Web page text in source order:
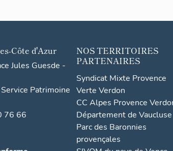
Côte d'Azur
Jules Guesde -
Patrimoine
76 66
NOS TERRITOIRES
PARTENAIRES
Syndicat Mixte Provence
Verte Verdon
CC Alpes Provence
Département de Vaucluse
Parc des Baronnies
provençales